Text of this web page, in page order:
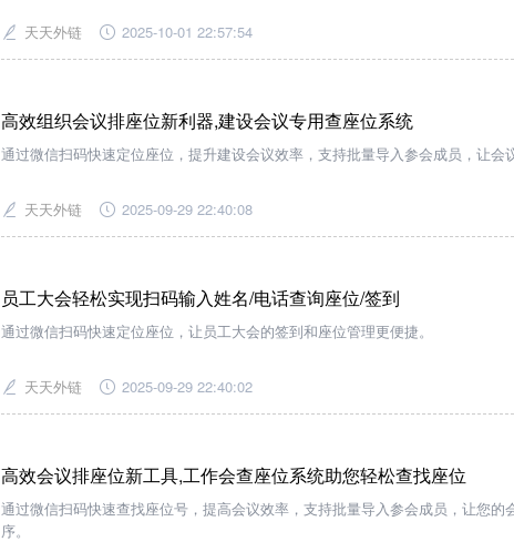
天天外链 2025-10-01 22:57:54
高效组织会议排座位新利器,建设会议专用查座位系统
通过微信扫码快速定位座位，提升建设会议效率，支持批量导入参会成员，让会
天天外链 2025-09-29 22:40:08
员工大会轻松实现扫码输入姓名/电话查询座位/签到
通过微信扫码快速定位座位，让员工大会的签到和座位管理更便捷。
天天外链 2025-09-29 22:40:02
高效会议排座位新工具,工作会查座位系统助您轻松查找座位
通过微信扫码快速查找座位号，提高会议效率，支持批量导入参会成员，让您的
序。